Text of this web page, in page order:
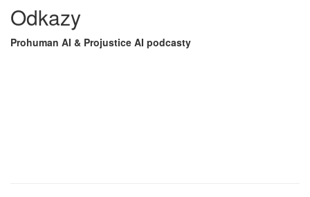
Odkazy
Prohuman AI & Projustice AI podcasty